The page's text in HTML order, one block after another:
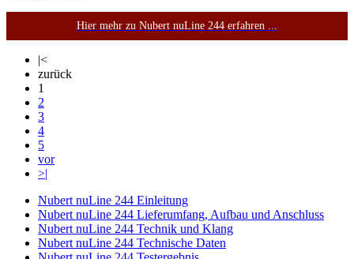
Hier mehr zu Nubert nuLine 244 erfahren ...
|<
zurück
1
2
3
4
5
vor
>|
Nubert nuLine 244 Einleitung
Nubert nuLine 244 Lieferumfang, Aufbau und Anschluss
Nubert nuLine 244 Technik und Klang
Nubert nuLine 244 Technische Daten